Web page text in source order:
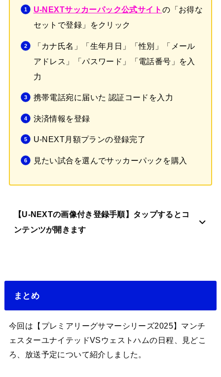
U-NEXTサッカーパック公式サイト の「お得な
セットで登録」をクリック
「カナ氏名」「生年月日」「性別」「メール
アドレス」「パスワード」「電話番号」を入
力
携帯電話宛に届いた 認証コードを入力
決済情報を登録
U-NEXT月額プランの登録完了
見たい試合を選んでサッカーパックを購入
【U-NEXTの画像付き登録手順】タップするとコ
ンテンツが開きます
まとめ
今回は【プレミアリーグサマーシリーズ2025】マンチ
ェスターユナイテッドVSウェストハムの日程、見どこ
ろ、放送予定について紹介しました。